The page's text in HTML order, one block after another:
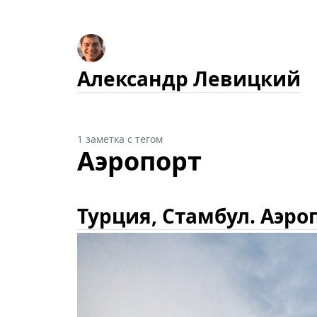
Александр Левицкий
1 заметка с тегом
Аэропорт
Турция, Стамбул.